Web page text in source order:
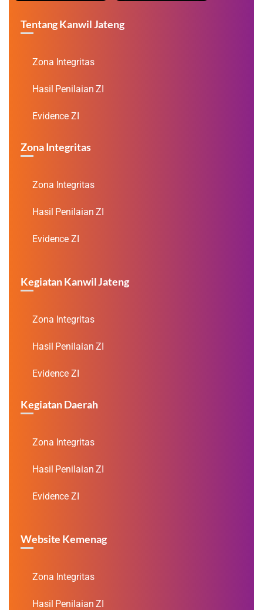
Tentang Kanwil Jateng
Zona Integritas
Hasil Penilaian ZI
Evidence ZI
Zona Integritas
Zona Integritas
Hasil Penilaian ZI
Evidence ZI
Kegiatan Kanwil Jateng
Zona Integritas
Hasil Penilaian ZI
Evidence ZI
Kegiatan Daerah
Zona Integritas
Hasil Penilaian ZI
Evidence ZI
Website Kemenag
Zona Integritas
Hasil Penilaian ZI